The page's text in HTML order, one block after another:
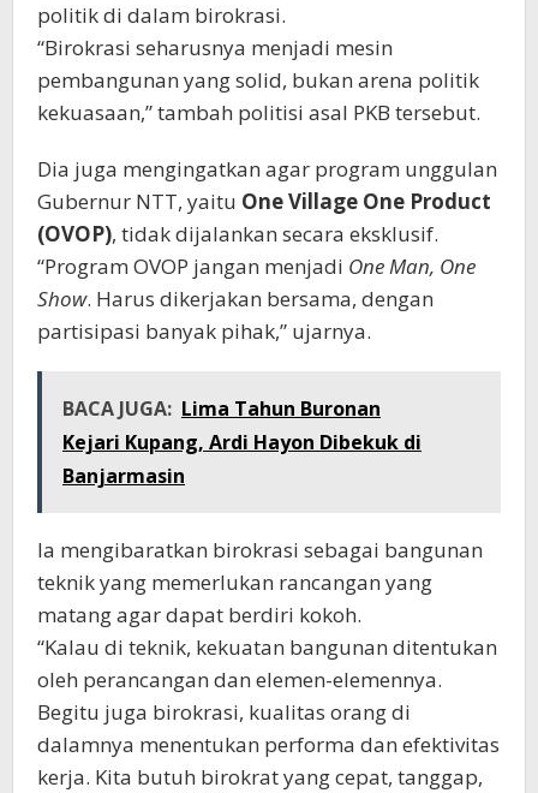
politik di dalam birokrasi.
“Birokrasi seharusnya menjadi mesin
pembangunan yang solid, bukan arena politik
kekuasaan,” tambah politisi asal PKB tersebut.
Dia juga mengingatkan agar program unggulan
Gubernur NTT, yaitu One Village One Product
(OVOP), tidak dijalankan secara eksklusif.
“Program OVOP jangan menjadi One Man, One
Show. Harus dikerjakan bersama, dengan
partisipasi banyak pihak,” ujarnya.
BACA JUGA: Lima Tahun Buronan
Kejari Kupang, Ardi Hayon Dibekuk di
Banjarmasin
Ia mengibaratkan birokrasi sebagai bangunan
teknik yang memerlukan rancangan yang
matang agar dapat berdiri kokoh.
“Kalau di teknik, kekuatan bangunan ditentukan
oleh perancangan dan elemen-elemennya.
Begitu juga birokrasi, kualitas orang di
dalamnya menentukan performa dan efektivitas
kerja. Kita butuh birokrat yang cepat, tanggap,